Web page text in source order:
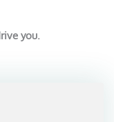
you.